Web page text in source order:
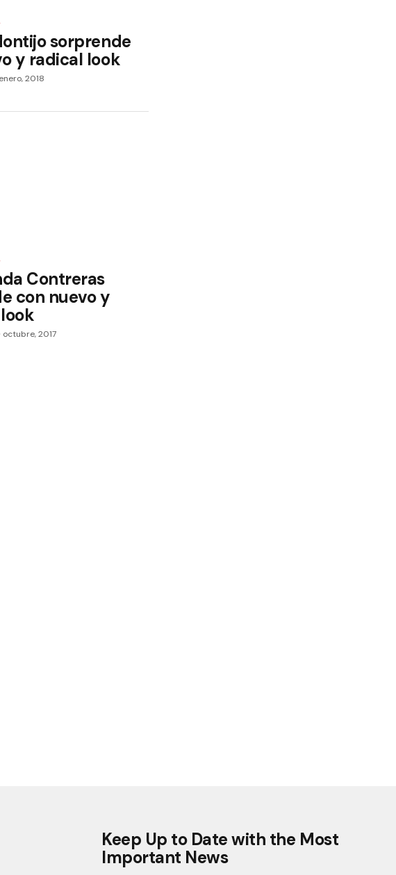
sorprende
y radical look
2018
Contreras
con nuevo y
octubre, 2017
Keep Up to Date with the Most
Important News